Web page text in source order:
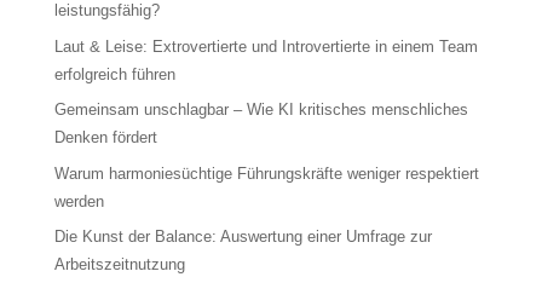
leistungsfähig?
Laut & Leise: Extrovertierte und Introvertierte in einem Team
erfolgreich führen
Gemeinsam unschlagbar – Wie KI kritisches menschliches
Denken fördert
Warum harmoniesüchtige Führungskräfte weniger respektiert
werden
Die Kunst der Balance: Auswertung einer Umfrage zur
Arbeitszeitnutzung